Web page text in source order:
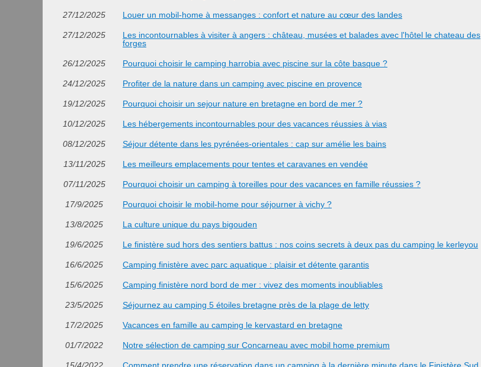
27/12/2025 Louer un mobil-home à messanges : confort et nature au cœur des landes
27/12/2025
Les incontournables à visiter à angers : château, musées et balades avec l'hôtel le chateau des
forges
26/12/2025 Pourquoi choisir le camping harrobia avec piscine sur la côte basque ?
24/12/2025 Profiter de la nature dans un camping avec piscine en provence
19/12/2025 Pourquoi choisir un sejour nature en bretagne en bord de mer ?
10/12/2025 Les hébergements incontournables pour des vacances réussies à vias
08/12/2025 Séjour détente dans les pyrénées-orientales : cap sur amélie les bains
13/11/2025 Les meilleurs emplacements pour tentes et caravanes en vendée
07/11/2025 Pourquoi choisir un camping à toreilles pour des vacances en famille réussies ?
17/9/2025 Pourquoi choisir le mobil-home pour séjourner à vichy ?
13/8/2025 La culture unique du pays bigouden
19/6/2025 Le finistère sud hors des sentiers battus : nos coins secrets à deux pas du camping le kerleyou
16/6/2025 Camping finistère avec parc aquatique : plaisir et détente garantis
15/6/2025 Camping finistère nord bord de mer : vivez des moments inoubliables
23/5/2025 Séjournez au camping 5 étoiles bretagne près de la plage de letty
17/2/2025 Vacances en famille au camping le kervastard en bretagne
01/7/2022 Notre sélection de camping sur Concarneau avec mobil home premium
15/4/2022 Comment prendre une réservation dans un camping à la dernière minute dans le Finistère Sud